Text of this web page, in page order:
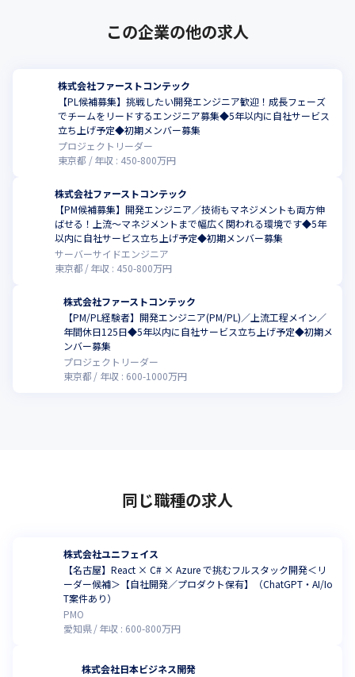
この企業の他の求人
株式会社ファーストコンテック
【PL候補募集】挑戦したい開発エンジニア歓迎！成長フェーズ
でチームをリードするエンジニア募集◆5年以内に自社サービス
立ち上げ予定◆初期メンバー募集
プロジェクトリーダー
東京都
年収 : 450-800万円
株式会社ファーストコンテック
【PM候補募集】開発エンジニア／技術もマネジメントも両方伸
ばせる！上流〜マネジメントまで幅広く関われる環境です◆5年
以内に自社サービス立ち上げ予定◆初期メンバー募集
サーバーサイドエンジニア
東京都
年収 : 450-800万円
株式会社ファーストコンテック
【PM/PL経験者】開発エンジニア(PM/PL)／上流工程メイン／
年間休日125日◆5年以内に自社サービス立ち上げ予定◆初期メ
ンバー募集
プロジェクトリーダー
東京都
年収 : 600-1000万円
同じ職種の求人
株式会社ユニフェイス
【名古屋】React × C# × Azure で挑むフルスタック開発＜リ
ーダー候補＞【自社開発／プロダクト保有】（ChatGPT・AI/Io
T案件あり）
PMO
愛知県
年収 : 600-800万円
株式会社日本ビジネス開発